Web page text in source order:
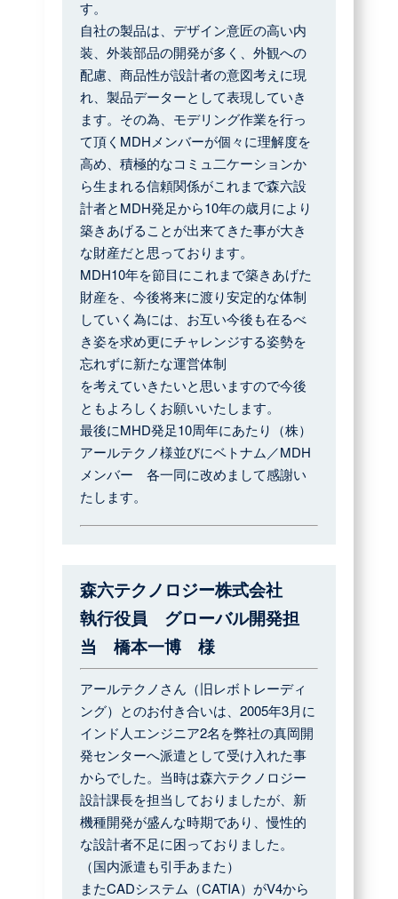
す。
自社の製品は、デザイン意匠の高い内
装、外装部品の開発が多く、外観への
配慮、商品性が設計者の意図考えに現
れ、製品データーとして表現していき
ます。その為、モデリング作業を行っ
て頂くMDHメンバーが個々に理解度を
高め、積極的なコミュ二ケーションか
ら生まれる信頼関係がこれまで森六設
計者とMDH発足から10年の歳月により
築きあげることが出来てきた事が大き
な財産だと思っております。
MDH10年を節目にこれまで築きあげた
財産を、今後将来に渡り安定的な体制
していく為には、お互い今後も在るべ
き姿を求め更にチャレンジする姿勢を
忘れずに新たな運営体制
を考えていきたいと思いますので今後
ともよろしくお願いいたします。
最後にMHD発足10周年にあたり（株）
アールテクノ様並びにベトナム／MDH
メンバー 各一同に改めまして感謝い
たします。
森六テクノロジー株式会社
執行役員 グローバル開発担
当 橋本一博 様
アールテクノさん（旧レボトレーディ
ング）とのお付き合いは、2005年3月に
インド人エンジニア2名を弊社の真岡開
発センターへ派遣として受け入れた事
からでした。当時は森六テクノロジー
設計課長を担当しておりましたが、新
機種開発が盛んな時期であり、慢性的
な設計者不足に困っておりました。
（国内派遣も引手あまた）
またCADシステム（CATIA）がV4から